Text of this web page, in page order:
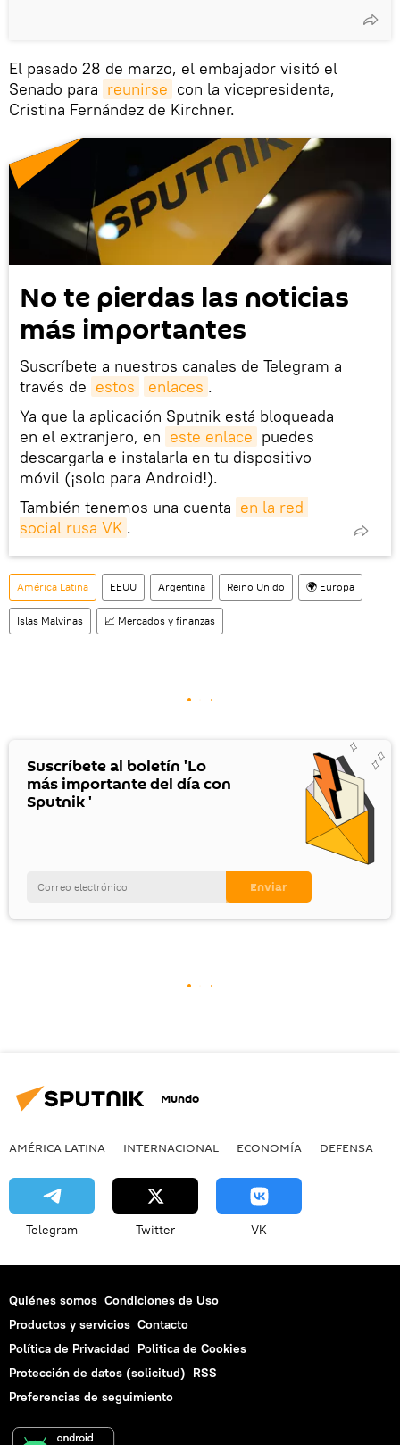
El pasado 28 de marzo, el embajador visitó el
Senado para reunirse con la vicepresidenta,
Cristina Fernández de Kirchner.
No te pierdas las noticias
más importantes
Suscríbete a nuestros canales de Telegram a
través de estos enlaces .
Ya que la aplicación Sputnik está bloqueada
en el extranjero, en este enlace puedes
descargarla e instalarla en tu dispositivo
móvil (¡solo para Android!).
También tenemos una cuenta en la red
social rusa VK .
América Latina EEUU Argentina Reino Unido 🌍 Europa
Islas Malvinas 📈 Mercados y finanzas
Suscríbete al boletín 'Lo
más importante del día con
Sputnik '
Mundo
AMÉRICA LATINA INTERNACIONAL ECONOMÍA DEFENSA
Telegram Twitter VK
Quiénes somos Condiciones de Uso
Productos y servicios Contacto
Política de Privacidad Politica de Cookies
Protección de datos (solicitud) RSS
Preferencias de seguimiento